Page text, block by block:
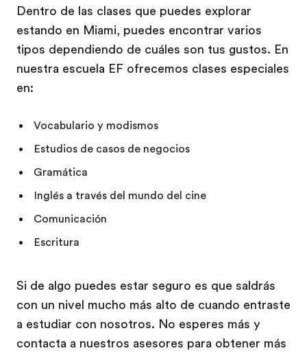
Dentro de las clases que puedes explorar
estando en Miami, puedes encontrar varios
tipos dependiendo de cuáles son tus gustos. En
nuestra escuela EF ofrecemos clases especiales
en:
Vocabulario y modismos
Estudios de casos de negocios
Gramática
Inglés a través del mundo del cine
Comunicación
Escritura
Si de algo puedes estar seguro es que saldrás
con un nivel mucho más alto de cuando entraste
a estudiar con nosotros. No esperes más y
contacta a nuestros asesores para obtener más